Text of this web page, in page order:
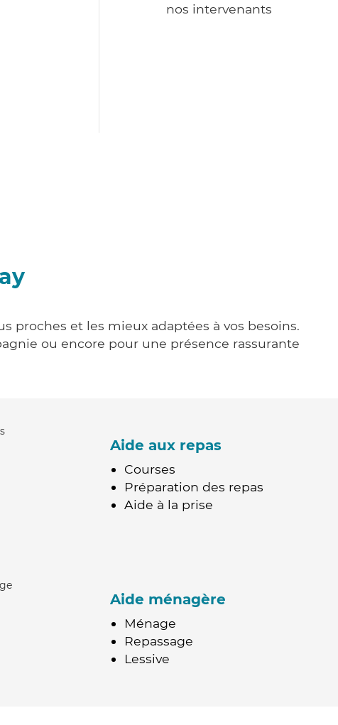
nos intervenants
proches et les mieux adaptées à vos besoins.
ou encore pour une présence rassurante
Aide aux repas
Courses
Préparation des repas
Aide à la prise
Aide ménagère
Ménage
Repassage
Lessive